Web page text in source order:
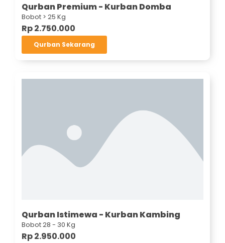
Qurban Premium - Kurban Domba
Bobot > 25 Kg
Rp 2.750.000
Qurban Sekarang
Qurban Istimewa - Kurban Kambing
Bobot 28 - 30 Kg
Rp 2.950.000